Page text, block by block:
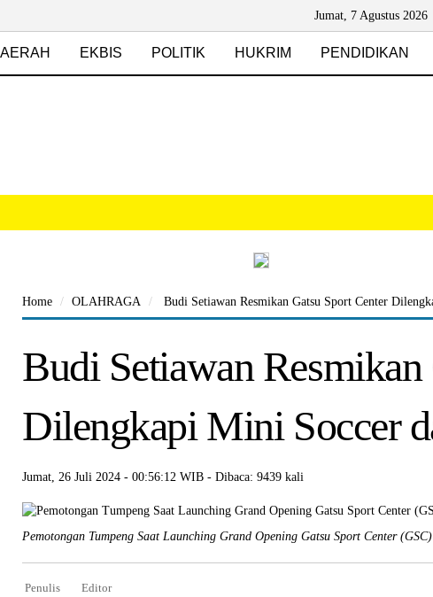
Jumat, 7 Agustus 2026
EKBIS POLITIK HUKRIM PENDIDIKAN
Home OLAHRAGA Budi Setiawan Resmikan Gatsu Sport Center
Budi Setiawan
Dilengkapi Mini Soccer
Jumat, 26 Juli 2024 - 00:56:12 WIB - Dibaca: 9439 kali
Pemotongan Tumpeng Saat Launching Grand Opening Gatsu Sport Center (GSC)
Penulis Editor